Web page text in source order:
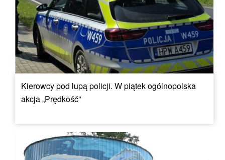
Kierowcy pod lupą policji. W piątek ogólnopolska
akcja „Prędkość”